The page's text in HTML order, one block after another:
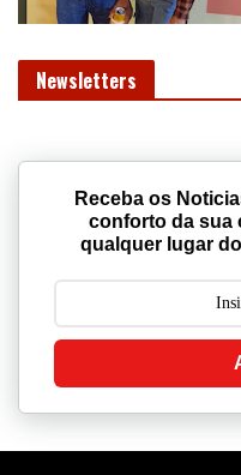
Newsletters
Receba os
conforto da sua
qualquer lugar